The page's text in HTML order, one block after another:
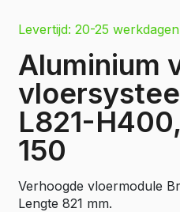
Levertijd: 20-25 werkdagen
Aluminium
L821-
150
Verhoogde vloermodule
Lengte 821 mm.